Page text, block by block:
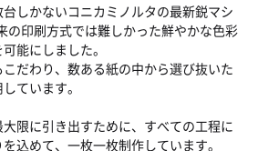
しかないコニカミノルタの最新鋭マシ
の印刷方式では難しかった鮮やかな色彩
能にしました。
だわり、数ある紙の中から選び抜いた
ています。
限に引き出すために、すべての工程に
込めて、一枚一枚制作しています。